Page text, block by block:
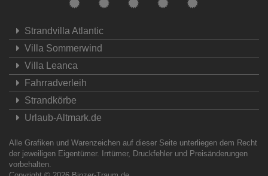
Strandvilla Atlantic
Villa Sommerwind
Villa Leanca
Fahrradverleih
Strandkörbe
Urlaub-Altmark.de
Alle Grafiken und Warenzeichen auf dieser Seite unterliegen dem Recht
der jeweiligen Eigentümer. Irrtümer, Druckfehler und Preisänderungen
vorbehalten.